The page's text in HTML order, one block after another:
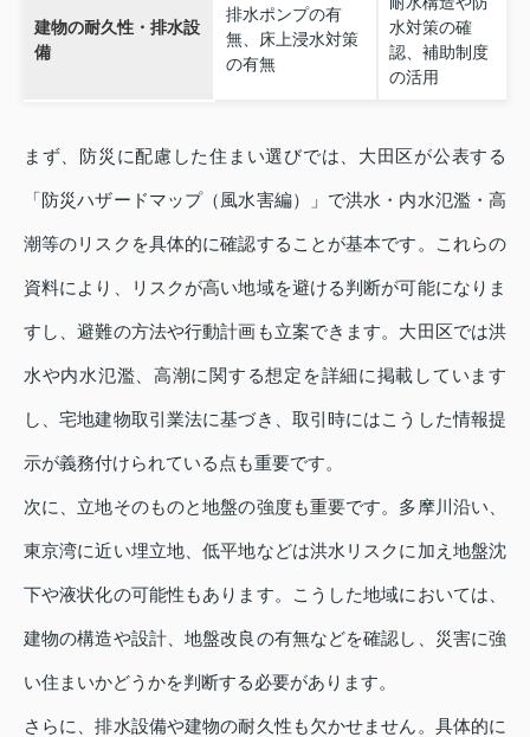
建物の耐久性・排水設
備
排水ポンプの有
無、床上浸水対策
の有無
水対策の確
認、補助制度
の活用
まず、防災に配慮した住まい選びでは、大田区が公表する
「防災ハザードマップ（風水害編）」で洪水・内水氾濫・高
潮等のリスクを具体的に確認することが基本です。これらの
資料により、リスクが高い地域を避ける判断が可能になりま
すし、避難の方法や行動計画も立案できます。大田区では洪
水や内水氾濫、高潮に関する想定を詳細に掲載しています
し、宅地建物取引業法に基づき、取引時にはこうした情報提
示が義務付けられている点も重要です。
次に、立地そのものと地盤の強度も重要です。多摩川沿い、
東京湾に近い埋立地、低平地などは洪水リスクに加え地盤沈
下や液状化の可能性もあります。こうした地域においては、
建物の構造や設計、地盤改良の有無などを確認し、災害に強
い住まいかどうかを判断する必要があります。
さらに、排水設備や建物の耐久性も欠かせません。具体的に